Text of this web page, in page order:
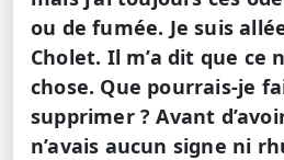
ou de fumée. Je suis
Cholet. Il m’a dit que ce
chose. Que pourrais-je
supprimer ? Avant
n’avais aucun signe ni